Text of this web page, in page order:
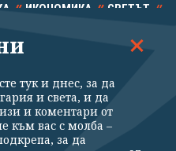
ИКОНОМИКА СВЕТЪТ
КАЛЕЙДОСКОП
тук и днес, за да
и света, и да
и коментари от
към вас с молба –
за да